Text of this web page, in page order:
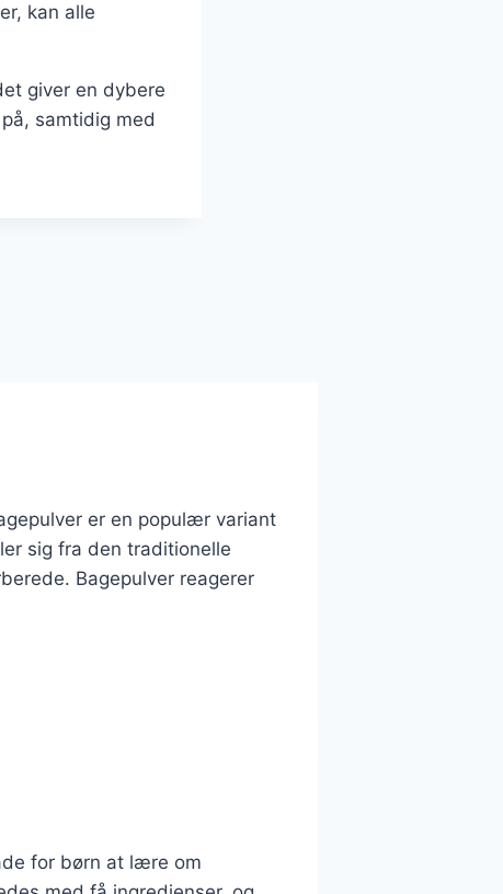
kan alle
giver en dybere
samtidig med
er en populær variant
sig fra den traditionelle
Bagepulver reagerer
for børn at lære om